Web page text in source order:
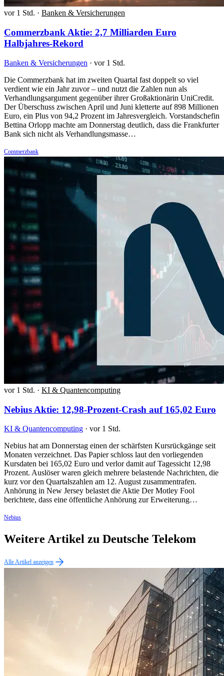
vor 1 Std. · Banken & Versicherungen
Commerzbank Aktie: 2,7 Milliarden Euro
Halbjahres-Rekord
Banken & Versicherungen · vor 1 Std.
Die Commerzbank hat im zweiten Quartal fast doppelt so viel
verdient wie ein Jahr zuvor – und nutzt die Zahlen nun als
Verhandlungsargument gegenüber ihrer Großaktionärin UniCredit.
Der Überschuss zwischen April und Juni kletterte auf 898 Millionen
Euro, ein Plus von 94,2 Prozent im Jahresvergleich. Vorstandschefin
Bettina Orlopp machte am Donnerstag deutlich, dass die Frankfurter
Bank sich nicht als Verhandlungsmasse…
Commerzbank
vor 1 Std. · KI & Quantencomputing
Nebius Aktie: 12,98-Prozent-Crash auf 165,02 Euro
KI & Quantencomputing · vor 1 Std.
Nebius hat am Donnerstag einen der schärfsten Kursrückgänge seit
Monaten verzeichnet. Das Papier schloss laut den vorliegenden
Kursdaten bei 165,02 Euro und verlor damit auf Tagessicht 12,98
Prozent. Auslöser waren gleich mehrere belastende Nachrichten, die
kurz vor den Quartalszahlen am 12. August zusammentrafen.
Anhörung in New Jersey belastet die Aktie Der Motley Fool
berichtete, dass eine öffentliche Anhörung zur Erweiterung…
Nebius
Weitere Artikel zu Deutsche Telekom
Alle Artikel anzeigen